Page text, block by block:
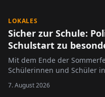
LOKALES
Sicher zur Schule:
Schulstart zu
Mit dem Ende der
Schülerinnen und Schüler
7. August 2026